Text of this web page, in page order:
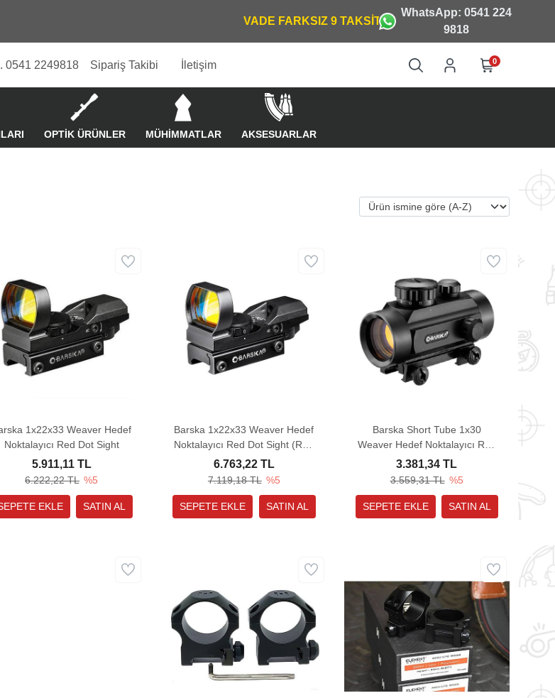
WhatsApp: 0541 224
9818
0541 2249818 Sipariş Takibi İletişim 0
OPTİK ÜRÜNLER MÜHİMMATLAR AKSESUARLAR
1x22x33 Weaver Hedef
Noktalayıcı Red Dot Sight
6.222,22 TL %5
5.911,11 TL
Barska 1x22x33 Weaver Hedef
Noktalayıcı Red Dot Sight (Red
& Green)
7.119,18 TL %5
6.763,22 TL
Barska Short Tube 1x30
Weaver Hedef Noktalayıcı Red
Dot Sight
3.559,31 TL %5
3.381,34 TL